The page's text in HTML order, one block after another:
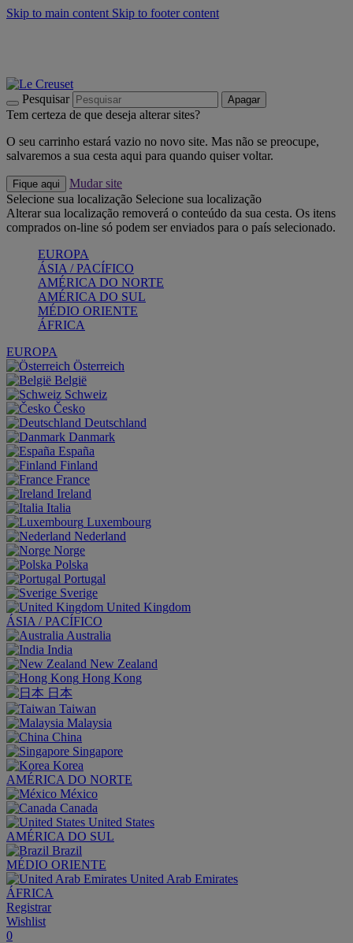
Skip to main content Skip to footer content
Pesquisar Apagar
Tem certeza de que deseja alterar sites?
O seu carrinho estará vazio no novo site. Mas não se preocupe,
salvaremos a sua cesta aqui para quando quiser voltar.
Fique aqui
Mudar site
Selecione sua localização Selecione sua localização
Alterar sua localização removerá o conteúdo da sua cesta. Os itens
comprados on-line só podem ser enviados para o país selecionado.
EUROPA
ÁSIA / PACÍFICO
AMÉRICA DO NORTE
AMÉRICA DO SUL
MÉDIO ORIENTE
ÁFRICA
EUROPA
Österreich
België
Schweiz
Česko
Deutschland
Danmark
España
Finland
France
Ireland
Italia
Luxembourg
Nederland
Norge
Polska
Portugal
Sverige
United Kingdom
ÁSIA / PACÍFICO
Australia
India
New Zealand
Hong Kong
日本
Taiwan
Malaysia
China
Singapore
Korea
AMÉRICA DO NORTE
México
Canada
United States
AMÉRICA DO SUL
Brazil
MÉDIO ORIENTE
United Arab Emirates
ÁFRICA
Registrar
Wishlist
0